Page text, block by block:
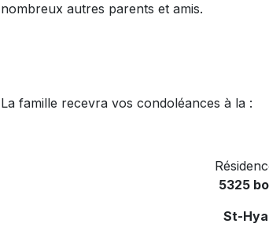
nombreux autres parents et amis.
La famille recevra vos condoléances à la :
5325
St-